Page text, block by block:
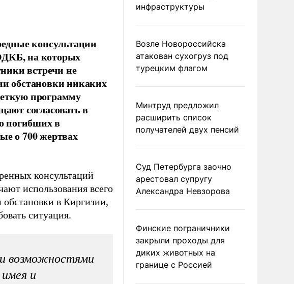
консультации
на которых
встречи не
обстановки никаких
программу
согласовать в
погибших в
о 700 жертвах
консультаций
использования всего
в Киргизии,
ситуация.
возможностями
и
инфраструктуры
Возле Новороссийска
атакован сухогруз под
турецким флагом
Минтруд предложил
расширить список
получателей двух пенсий
Суд Петербурга заочно
арестовал супругу
Александра Невзорова
Финские пограничники
закрыли проходы для
диких животных на
границе с Россией